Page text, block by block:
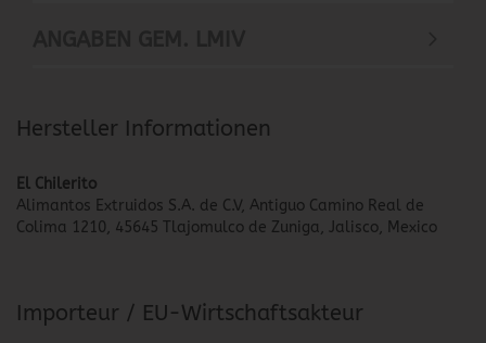
Hersteller Informationen
El Chilerito
Alimantos Extruidos S.A. de C.V, Antiguo Camino Real de
Colima 1210, 45645 Tlajomulco de Zuniga, Jalisco, Mexico
Importeur / EU-Wirtschaftsakteur